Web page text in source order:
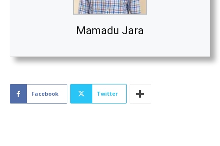
Mamadu Jara
Facebook Twitter